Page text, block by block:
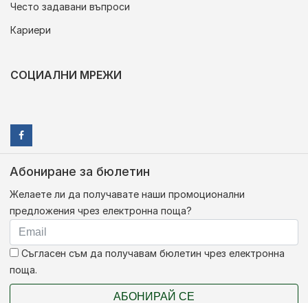
Често задавани въпроси
Кариери
СОЦИАЛНИ МРЕЖИ
Абониране за бюлетин
Желаете ли да получавате наши промоционални
предложения чрез електронна поща?
Съгласен съм да получавам бюлетин чрез електронна
поща.
АБОНИРАЙ СЕ